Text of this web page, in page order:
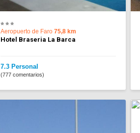
Aeropuerto de Faro 75,8 km
Hotel Braseria La Barca
7.3 Personal
(777 comentarios)